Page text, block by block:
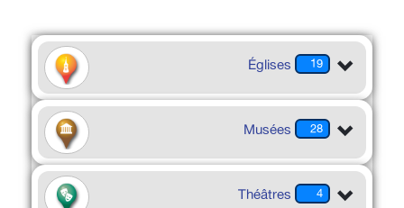
19
Églises
28
Musées
4
Théâtres